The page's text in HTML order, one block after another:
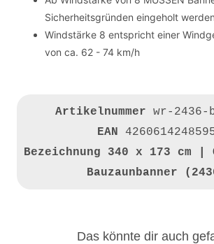
Sicherheitsgründen eingeholt werden
Windstärke 8 entspricht einer
von ca. 62 - 74 km/h
Artikelnummer wr-2436-
EAN
Bezeichnung 340 x 173 cm |
Bauzaunbanner
Das könnte dir auch